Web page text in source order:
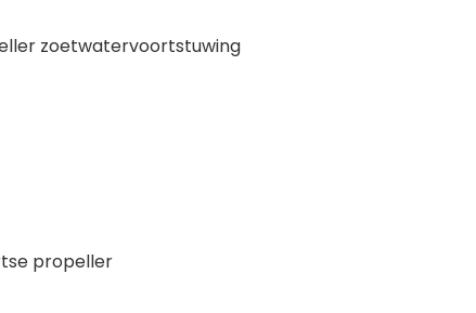
zoetwatervoortstuwing
propeller